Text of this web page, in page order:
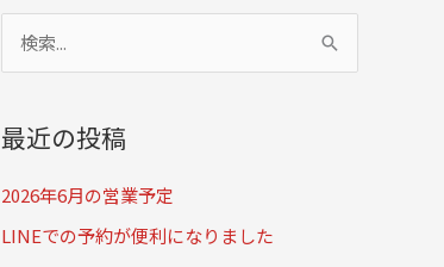
象
:
最近の投稿
2026年6月の営業予定
LINEでの予約が便利になりました